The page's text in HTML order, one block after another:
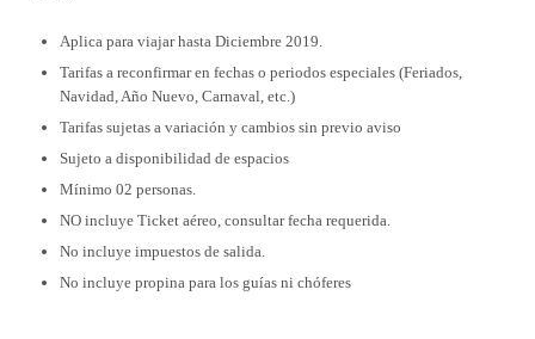
Aplica para viajar hasta Diciembre 2019.
Tarifas a reconfirmar en fechas o periodos especiales (Feriados,
Navidad, Año Nuevo, Carnaval, etc.)
Tarifas sujetas a variación y cambios sin previo aviso
Sujeto a disponibilidad de espacios
Mínimo 02 personas.
NO incluye Ticket aéreo, consultar fecha requerida.
No incluye impuestos de salida.
No incluye propina para los guías ni chóferes